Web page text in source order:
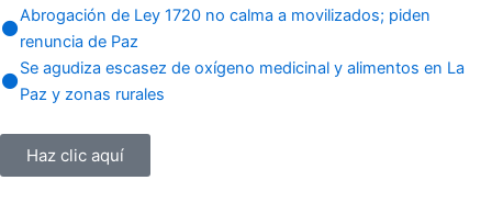
Abrogación de Ley 1720 no calma a movilizados; piden
renuncia de Paz
Se agudiza escasez de oxígeno medicinal y alimentos en La
Paz y zonas rurales
Haz clic aquí